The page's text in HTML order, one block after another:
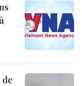
de